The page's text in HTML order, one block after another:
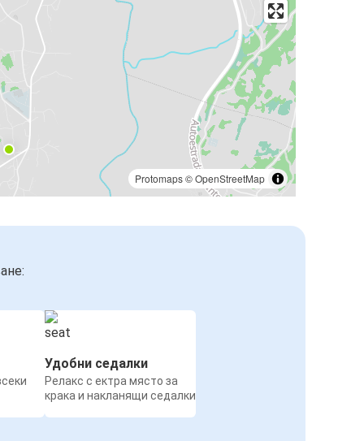
Protomaps©OpenStreetMap
Удобни седалки
Релакс с ектра място за
крака и накланящи седалки